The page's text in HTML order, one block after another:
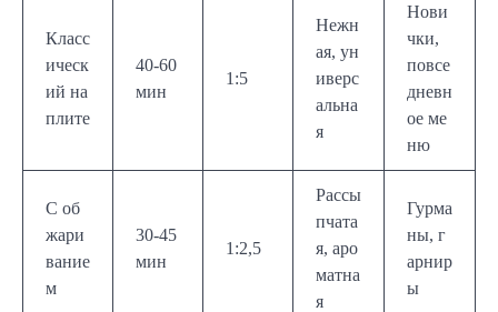
Класс
ическ
ий на
плите
40-60
мин
1:5
Нежн
ая, ун
иверс
альна
я
Нови
чки,
повсе
дневн
ое ме
ню
С об
жари
вание
м
30-45
мин
1:2,5
Рассы
пчата
я, аро
матна
я
Гурма
ны, г
арнир
ы